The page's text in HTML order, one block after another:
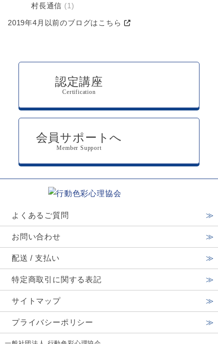
村長通信 (1)
2019年4月以前のブログはこちら
認定講座
Certification
会員サポートへ
Member Support
よくあるご質問
お問い合わせ
配送 / 支払い
特定商取引に関する表記
サイトマップ
プライバシーポリシー